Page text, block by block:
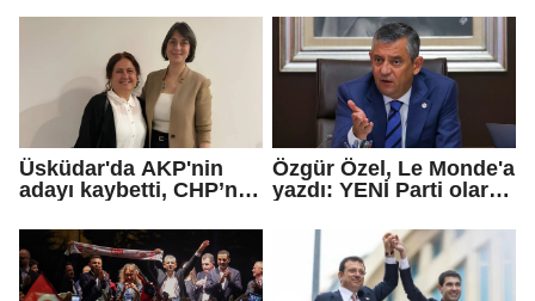
iddialarına yanıt verdi
Üsküdar'da AKP'nin
adayı kaybetti, CHP’nin
Çetinkaya Başkan
Vekili seçildi
Özgür Özel, Le Monde'a
yazdı: YENİ Parti olarak
öneriyoruz